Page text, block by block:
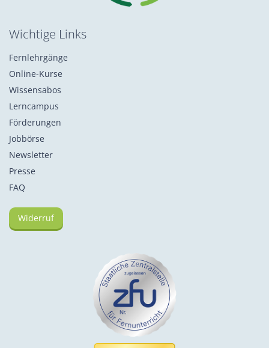
Wichtige Links
Fernlehrgänge
Online-Kurse
Wissensabos
Lerncampus
Förderungen
Jobbörse
Newsletter
Presse
FAQ
Widerruf